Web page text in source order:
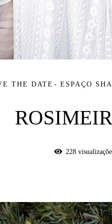
THE DATE ESPAÇO
228